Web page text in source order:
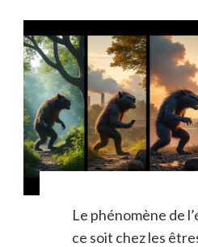
Le phénomène de
ce soit chez les